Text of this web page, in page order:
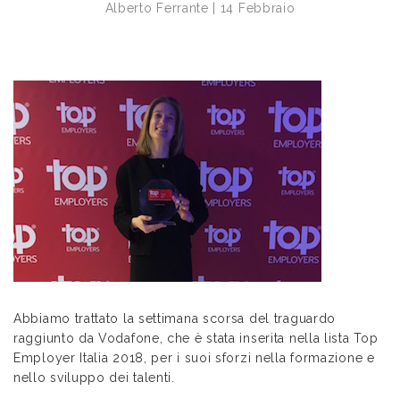
Alberto Ferrante | 14 Febbraio
Abbiamo trattato la settimana scorsa del traguardo
raggiunto da Vodafone, che è stata inserita nella lista Top
Employer Italia 2018, per i suoi sforzi nella formazione e
nello sviluppo dei talenti.